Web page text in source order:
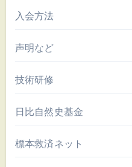
入会方法
声明など
技術研修
日比自然史基金
標本救済ネット